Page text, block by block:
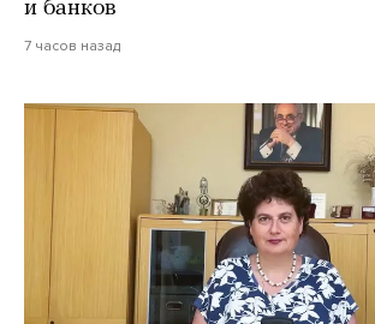
и банков
7 часов назад